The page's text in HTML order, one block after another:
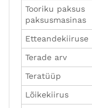
Tooriku paksus
paksusmasinas
Etteandekiiruse
Terade arv
Teratüüp
Lõikekiirus